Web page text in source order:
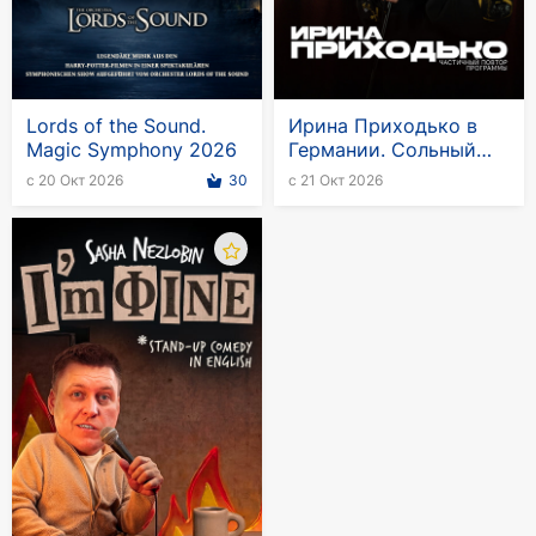
Lords of the Sound.
Magic Symphony 2026
с 20 Окт 2026 30
Ирина Приходько в
Германии. Сольный
стендап-тур
с 21 Окт 2026